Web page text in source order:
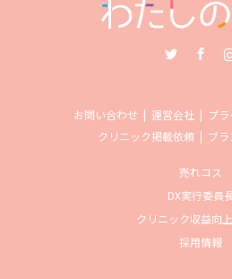
お問い合わせ 運営会社
プ
クリニック掲載依頼
ブ
売れコス
DX実行委員
クリニック収益向
採用情報